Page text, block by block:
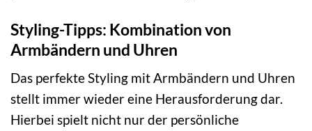
Styling-Tipps: Kombination von
Armbändern und Uhren
Das perfekte Styling mit Armbändern und Uhren
stellt immer wieder eine Herausforderung dar.
Hierbei spielt nicht nur der persönliche